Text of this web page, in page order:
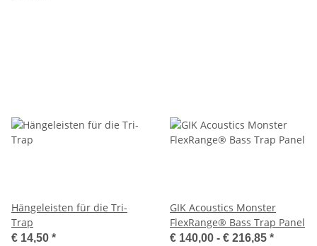
Hängeleisten für die Tri-
Trap
€ 14,50 *
GIK Acoustics Monster
FlexRange® Bass Trap Panel
€ 140,00 - € 216,85 *